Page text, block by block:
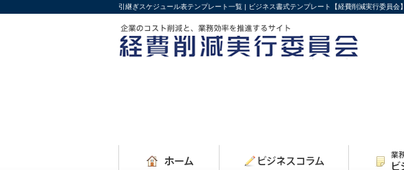
引継ぎスケジュール表テンプレート一覧 | ビジネス書式テンプレート【経費削減実行委員会】